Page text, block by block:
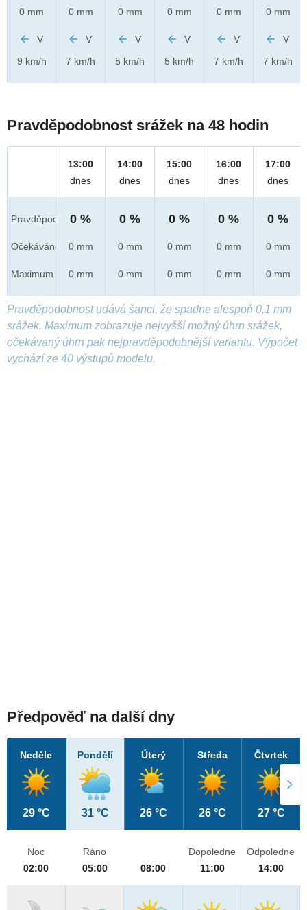
0 mm
V
9 km/h
0 mm
V
7 km/h
0 mm
V
5 km/h
0 mm
V
5 km/h
0 mm
V
7 km/h
0 mm
V
7 km/h
Pravděpodobnost srážek na 48 hodin
Pravděpod.
Očekáváno
Maximum
13:00
dnes
0 %
0 mm
0 mm
14:00
dnes
0 %
0 mm
0 mm
15:00
dnes
0 %
0 mm
0 mm
16:00
dnes
0 %
0 mm
0 mm
17:00
dnes
0 %
0 mm
0 mm
Pravděpodobnost udává šanci, že spadne alespoň 0,1 mm
srážek. Maximum zobrazuje nejvyšší možný úhrn srážek,
očekávaný úhrn pak nejpravděpodobnější variantu. Výpočet
vychází ze 40 výstupů modelu.
Předpověď na další dny
Neděle
29 °C
Pondělí
31 °C
Úterý
26 °C
Středa
26 °C
Čtvrtek
27 °C
Noc
02:00
Ráno
05:00
08:00
Dopoledne
11:00
Odpoledne
14:00